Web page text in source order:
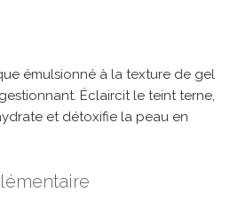
émulsionné à la texture de gel
Éclaircit le teint terne,
et détoxifie la peau en